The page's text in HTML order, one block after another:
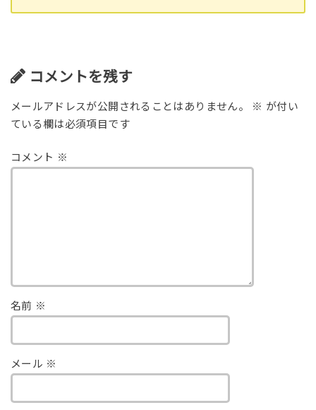
コメントを残す
メールアドレスが公開されることはありません。 ※ が付い
ている欄は必須項目です
コメント ※
名前 ※
メール ※